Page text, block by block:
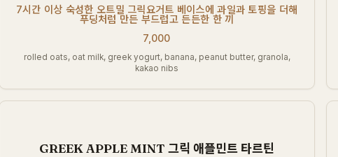
7시간 이상 숙성한 오트밀 그릭요거트 베이스에 과일과 토핑을 더해
푸딩처럼 만든 부드럽고 든든한 한 끼
7,000
rolled oats, oat milk, greek yogurt, banana, peanut butter, granola,
kakao nibs
GREEK APPLE MINT 그릭 애플민트 타르틴